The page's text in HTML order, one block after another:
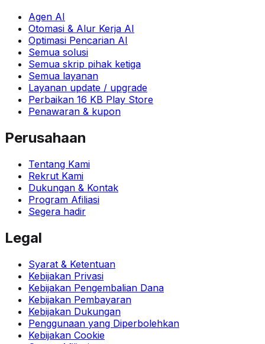
Agen AI
Otomasi & Alur Kerja AI
Optimasi Pencarian AI
Semua solusi
Semua skrip pihak ketiga
Semua layanan
Layanan update / upgrade
Perbaikan 16 KB Play Store
Penawaran & kupon
Perusahaan
Tentang Kami
Rekrut Kami
Dukungan & Kontak
Program Afiliasi
Segera hadir
Legal
Syarat & Ketentuan
Kebijakan Privasi
Kebijakan Pengembalian Dana
Kebijakan Pembayaran
Kebijakan Dukungan
Penggunaan yang Diperbolehkan
Kebijakan Cookie